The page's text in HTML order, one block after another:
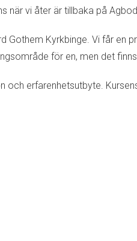
när vi åter är tillbaka på
Gothem Kyrkbinge. Vi får
för en, men det
erfarenhetsutbyte.